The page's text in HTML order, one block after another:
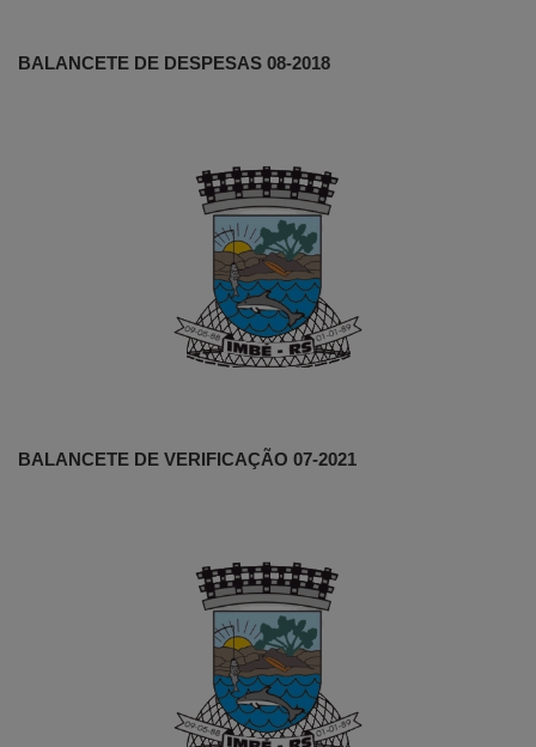
BALANCETE DE DESPESAS 08-2018
BALANCETE DE VERIFICAÇÃO 07-2021